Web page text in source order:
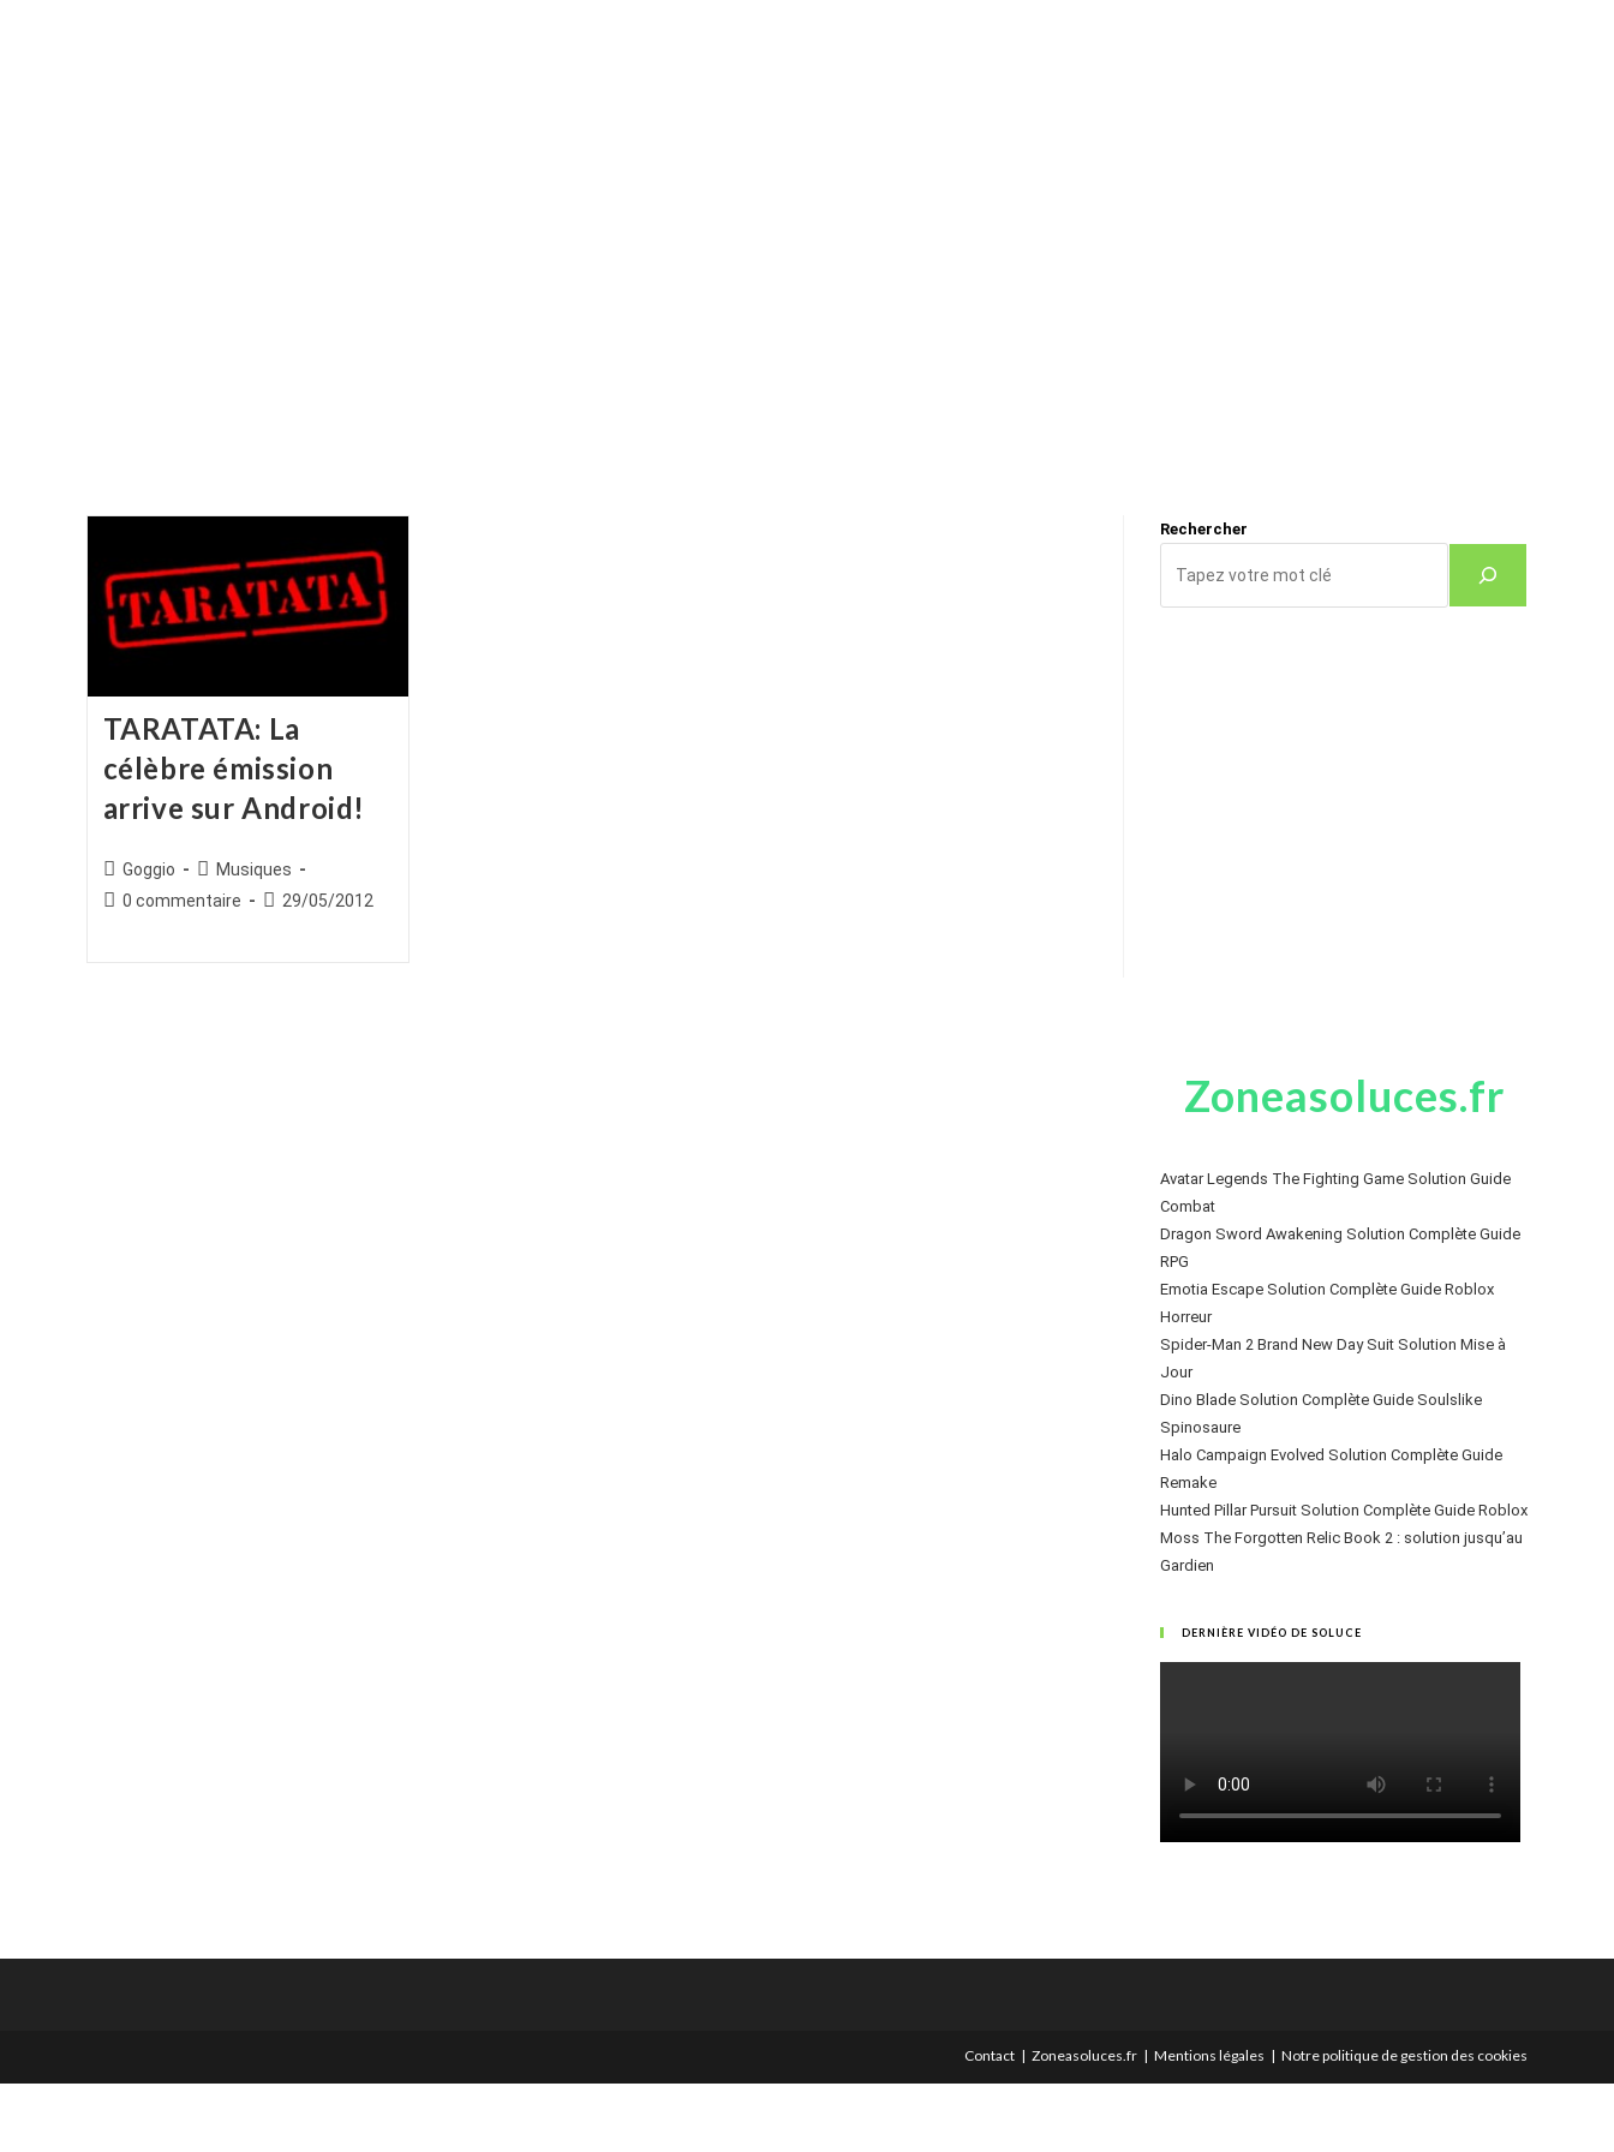
TARATATA: La
célèbre émission
arrive sur Android!
Auteur/autrice
de
Goggio
Post
category:
Musiques
Commentaires
0 commentaire
Publication
29/05/2012
Rechercher
Zoneasoluces.fr
Avatar Legends The Fighting Game Solution Guide
Combat
Dragon Sword Awakening Solution Complète Guide
RPG
Emotia Escape Solution Complète Guide Roblox
Horreur
Spider-Man 2 Brand New Day Suit Solution Mise à
Jour
Dino Blade Solution Complète Guide Soulslike
Spinosaure
Halo Campaign Evolved Solution Complète Guide
Remake
Hunted Pillar Pursuit Solution Complète Guide Roblox
Moss The Forgotten Relic Book 2 : solution jusqu’au
Gardien
DERNIÈRE VIDÉO DE SOLUCE
Contact Zoneasoluces.fr Mentions légales Notre politique de gestion des cookies